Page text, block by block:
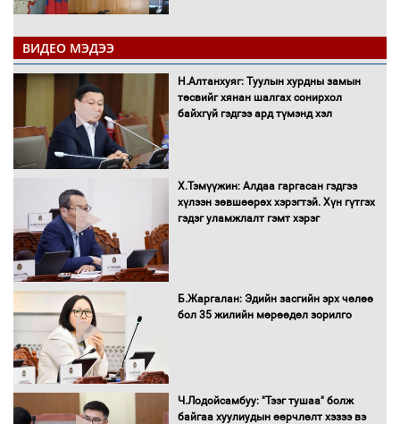
"ДЦС-3” ТӨХК-ийн нэн шаардлагатай
“Турбингенератор-5”-ын шинэчлэлийн
төсвийг шийдвэрлэхээр болов
УИХ-ын дарга С.Бямбацогт Сутай
хайрхны тэнгэрийг тахих тахилгад
оролцлоо
С.Амарсайхан: Иргэдийг хохироосон
ААН-ийн нуугтмал хөрөнгийг
Н.Номтойбаяр: Аймгуудад тулгамдаж
ВИДЕО МЭДЭЭ
Н.Алтанхуяг: Туулын хурдны замын
төсвийг хянан шалгах сонирхол
байхгүй гэдгээ ард түмэнд хэл
Х.Тэмүүжин: Алдаа гаргасан гэдгээ
хүлээн зөвшөөрөх хэрэгтэй. Хүн гүтгэх
гэдэг уламжлалт гэмт хэрэг
Б.Жаргалан: Эдийн засгийн эрх чөлөө
бол 35 жилийн мөрөөдөл зорилго
Ч.Лодойсамбуу: "Тээг тушаа" болж
байгаа хуулиудын өөрчлөлт хэзээ вэ